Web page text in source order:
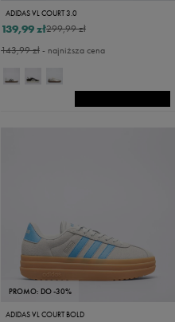
ADIDAS VL COURT 3.0
299,99 zł
139,99 zł
143,99 zł- najniższa cena
PROMO: DO -30%
ADIDAS VL COURT BOLD